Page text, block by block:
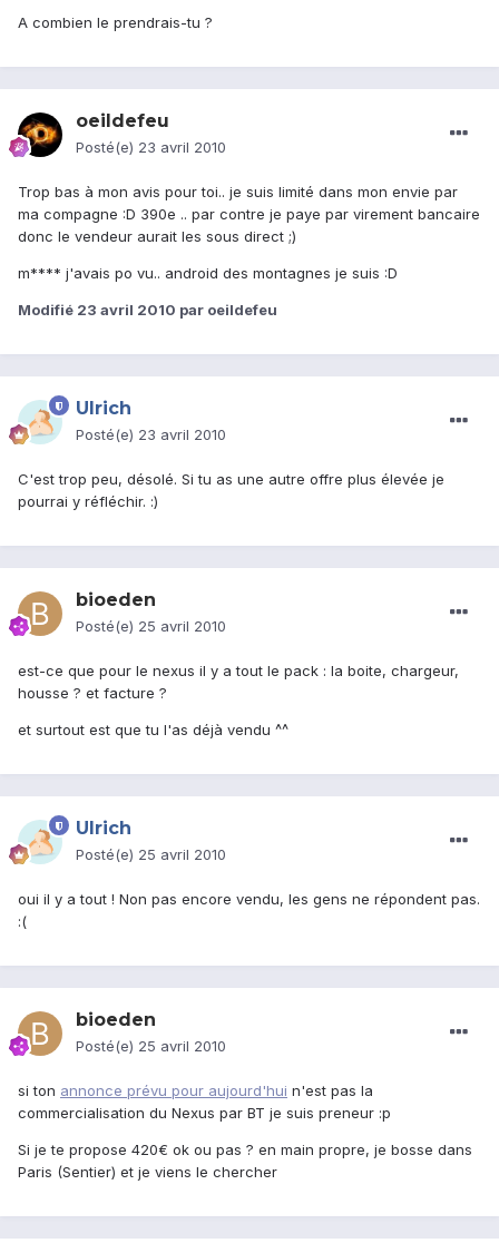
A combien le prendrais-tu ?
oeildefeu
Posté(e) 23 avril 2010
Trop bas à mon avis pour toi.. je suis limité dans mon envie par
ma compagne :D 390e .. par contre je paye par virement bancaire
donc le vendeur aurait les sous direct ;)
m**** j'avais po vu.. android des montagnes je suis :D
Modifié 23 avril 2010 par oeildefeu
Ulrich
Posté(e) 23 avril 2010
C'est trop peu, désolé. Si tu as une autre offre plus élevée je
pourrai y réfléchir. :)
bioeden
Posté(e) 25 avril 2010
est-ce que pour le nexus il y a tout le pack : la boite, chargeur,
housse ? et facture ?
et surtout est que tu l'as déjà vendu ^^
Ulrich
Posté(e) 25 avril 2010
oui il y a tout ! Non pas encore vendu, les gens ne répondent pas.
:(
bioeden
Posté(e) 25 avril 2010
si ton annonce prévu pour aujourd'hui n'est pas la
commercialisation du Nexus par BT je suis preneur :p
Si je te propose 420€ ok ou pas ? en main propre, je bosse dans
Paris (Sentier) et je viens le chercher